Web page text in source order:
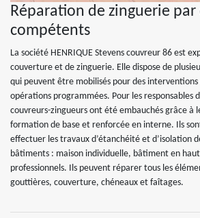
Réparation de zinguerie par
compétents
La société HENRIQUE Stevens couvreur 86 est
couverture et de zinguerie. Elle dispose de
qui peuvent être mobilisés pour des interventions
opérations programmées. Pour les responsables
couvreurs-zingueurs ont été embauchés grâce à
formation de base et renforcée en interne. Ils
effectuer les travaux d’étanchéité et d’isolation
bâtiments : maison individuelle, bâtiment en
professionnels. Ils peuvent réparer tous les
gouttières, couverture, chéneaux et faîtages.